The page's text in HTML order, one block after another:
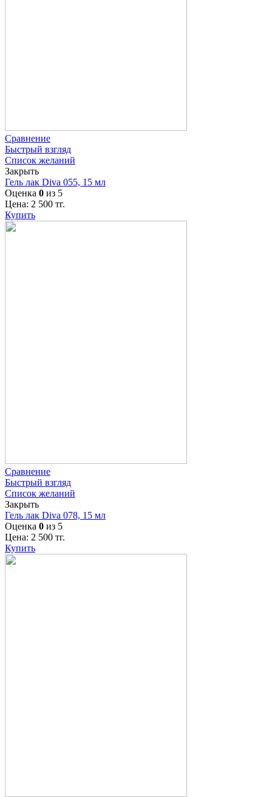
Сравнение
Быстрый взгляд
Список желаний
Закрыть
Гель лак Diva 055, 15 мл
Оценка 0 из 5
Цена: 2 500 тг.
Купить
Сравнение
Быстрый взгляд
Список желаний
Закрыть
Гель лак Diva 078, 15 мл
Оценка 0 из 5
Цена: 2 500 тг.
Купить